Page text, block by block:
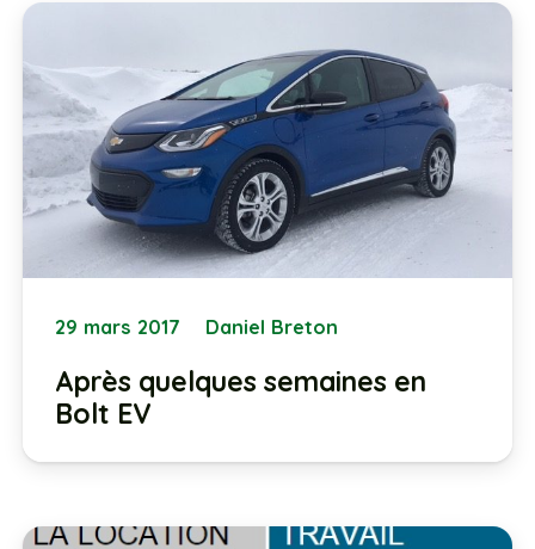
29 mars 2017 Daniel Breton
Après quelques semaines en
Bolt EV